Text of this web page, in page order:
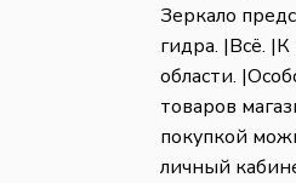
Зеркало
гидра. |Всё.
области.
товаров
покупкой
личный